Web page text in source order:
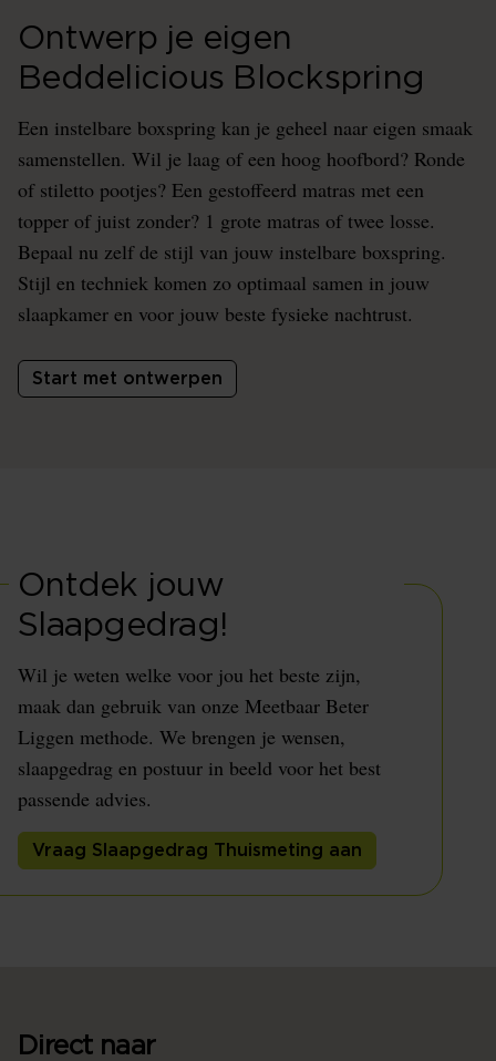
Ontwerp je eigen
Beddelicious Blockspring
Een instelbare boxspring kan je geheel naar eigen smaak
samenstellen. Wil je laag of een hoog hoofbord? Ronde
of stiletto pootjes? Een gestoffeerd matras met een
topper of juist zonder? 1 grote matras of twee losse.
Bepaal nu zelf de stijl van jouw instelbare boxspring.
Stijl en techniek komen zo optimaal samen in jouw
slaapkamer en voor jouw beste fysieke nachtrust.
Start met ontwerpen
Ontdek jouw
Slaapgedrag!
Wil je weten welke voor jou het beste zijn,
maak dan gebruik van onze Meetbaar Beter
Liggen methode. We brengen je wensen,
slaapgedrag en postuur in beeld voor het best
passende advies.
Vraag Slaapgedrag Thuismeting aan
Direct naar